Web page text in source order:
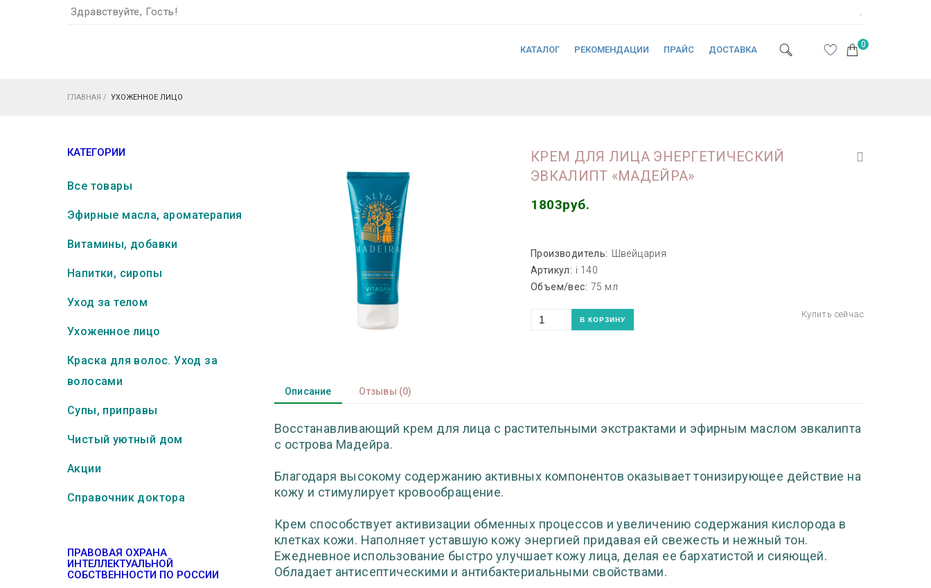
Здравствуйте, Гость! .
КАТАЛОГ РЕКОМЕНДАЦИИ ПРАЙС ДОСТАВКА 0
ГЛАВНАЯ / УХОЖЕННОЕ ЛИЦО
КРЕМ ДЛЯ ЛИЦА ЭНЕРГЕТИЧЕСКИЙ
ЭВКАЛИПТ «МАДЕЙРА»
1803руб.
Производитель:
Швейцария
Артикул: i 140
Объем/вес: 75 мл
Описание Отзывы (0)
Восстанавливающий крем для лица с растительными экстрактами и эфирным маслом эвкалипта
с острова Мадейра.
Благодаря высокому содержанию активных компонентов оказывает тонизирующее действие на
кожу и стимулирует кровообращение.
Крем способствует активизации обменных процессов и увеличению содержания кислорода в
клетках кожи. Наполняет уставшую кожу энергией придавая ей свежесть и нежный тон.
Ежедневное использование быстро улучшает кожу лица, делая ее бархатистой и сияющей.
Обладает антисептическими и антибактериальными свойствами.
КАТЕГОРИИ
Все товары
Эфирные масла, ароматерапия
Витамины, добавки
Напитки, сиропы
Уход за телом
Ухоженное лицо
Краска для волос. Уход за
волосами
Супы, приправы
Чистый уютный дом
Акции
Справочник доктора
ПРАВОВАЯ ОХРАНА
ИНТЕЛЛЕКТУАЛЬНОЙ
СОБСТВЕННОСТИ ПО РОССИИ